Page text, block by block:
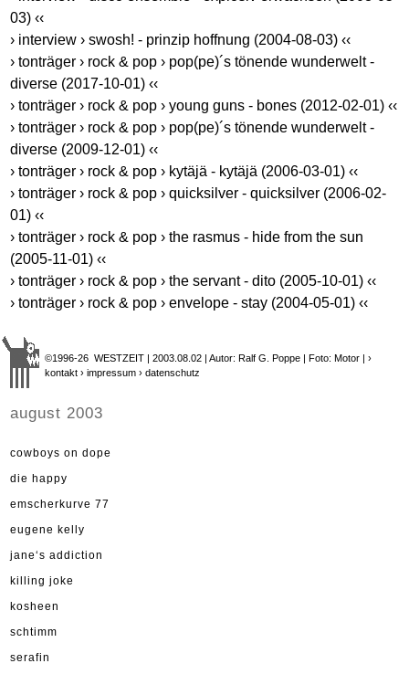
03) ‹‹
› interview › swosh! - prinzip hoffnung (2004-08-03) ‹‹
› tonträger › rock & pop › pop(pe)´s tönende wunderwelt -
diverse (2017-10-01) ‹‹
› tonträger › rock & pop › young guns - bones (2012-02-01) ‹‹
› tonträger › rock & pop › pop(pe)´s tönende wunderwelt -
diverse (2009-12-01) ‹‹
› tonträger › rock & pop › kytäjä - kytäjä (2006-03-01) ‹‹
› tonträger › rock & pop › quicksilver - quicksilver (2006-02-
01) ‹‹
› tonträger › rock & pop › the rasmus - hide from the sun
(2005-11-01) ‹‹
› tonträger › rock & pop › the servant - dito (2005-10-01) ‹‹
› tonträger › rock & pop › envelope - stay (2004-05-01) ‹‹
©1996-26 WESTZEIT | 2003.08.02 | Autor: Ralf G. Poppe | Foto: Motor |›
kontakt › impressum › datenschutz
august 2003
cowboys on dope
die happy
emscherkurve 77
eugene kelly
jane‘s addiction
killing joke
kosheen
schtimm
serafin